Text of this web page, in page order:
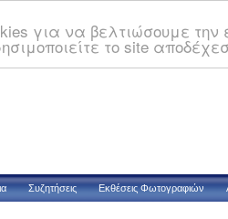
για να βελτιώσουμε
το site
Συζητήσεις Εκθέσεις Φωτογραφιών